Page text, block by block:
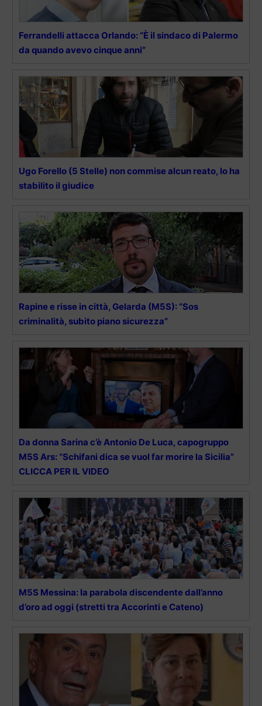
Ferrandelli attacca Orlando: “È il sindaco di Palermo
da quando avevo cinque anni”
Ugo Forello (5 Stelle) non commise alcun reato, lo ha
stabilito il giudice
Rapine e risse in città, Gelarda (M5S): “Sos
criminalità, subito piano sicurezza”
Da donna Sarina c’è Antonio De Luca, capogruppo
M5S Ars: “Schifani dica se vuol far morire la Sicilia”
CLICCA PER IL VIDEO
M5S Messina: la parabola discendente dall’anno
d’oro ad oggi (stretti tra Accorinti e Cateno)